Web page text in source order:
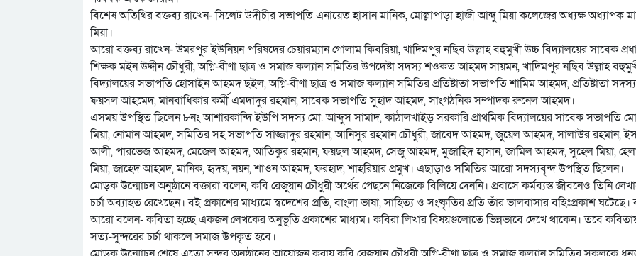
বিশেষ অতিথির বক্তব্য রাখেন- সিলেট উদীচীর সভাপতি এনায়েত হাসান মানিক, মোল্লাপাড়া হাজী আব্দু মিয়া কলেজের অধ্যক্ষ অধ্যাপক
মিয়া।
আরো বক্তব্য রাখেন- উমরপুর ইউনিয়ন পরিষদের চেয়ারম্যান গোলাম কিবরিয়া, খাদিমপুর নছিব উল্লাহ বহুমুখী উচ্চ বিদ্যালয়ের সাবেক
শিক্ষক মইন উদ্দীন চৌধুরী, অগ্নি-বীণা ছাত্র ও সমাজ কল্যান সমিতির উপদেষ্টা সদস্য শওকত আহমদ সায়মন, খাদিমপুর নছিব উল্লাহ
বিদ্যালয়ের সভাপতি হোসাইন আহমদ ছইল, অগ্নি-বীণা ছাত্র ও সমাজ কল্যান সমিতির প্রতিষ্টাতা সভাপতি শামিম আহমদ, প্রতিষ্টাতা সদস্য
ফয়সল আহমেদ, মানবাধিকার কর্মী এমদাদুর রহমান, সাবেক সভাপতি সুহাদ আহমদ, সাংগঠনিক সম্পাদক রুনেল আহমদ।
এসময় উপস্থিত ছিলেন ৮নং আশারকান্দি ইউপি সদস্য মো. আব্দুস সামাদ, কাঠালখাইড় সরকারি প্রাথমিক বিদ্যালয়ের সাবেক সভাপতি
মিয়া, নোমান আহমদ, সমিতির সহ সভাপতি সাজ্জাদুর রহমান, আনিসুর রহমান চৌধুরী, জাবেদ আহমদ, জুয়েল আহমদ, সালাউর রহমান,
আলী, পারভেজ আহমদ, মেজেল আহমদ, আতিকুর রহমান, ফয়ছল আহমদ, সেজু আহমদ, মুজাহিদ হাসান, জামিল আহমদ, সুহেল মিয়া,
মিয়া, জাহেদ আহমদ, মানিক, হৃদয়, নয়ন, শাওন আহমদ, ফরহাদ, শাহরিয়ার প্রমুখ। এছাড়াও সমিতির আরো সদস্যবৃন্দ উপস্থিত ছিলেন।
মোড়ক উন্মোচন অনুষ্ঠানে বক্তারা বলেন, কবি রেজুয়ান চৌধুরী অর্থের পেছনে নিজেকে বিলিয়ে দেননি। প্রবাসে কর্মব্যস্ত জীবনেও তিনি
চর্চা অব্যাহত রেখেছেন। বই প্রকাশের মাধ্যমে স্বদেশের প্রতি, বাংলা ভাষা, সাহিত্য ও সংষ্কৃতির প্রতি তাঁর ভালবাসার বহিঃপ্রকাশ ঘটেছে।
আরো বলেন- কবিতা হচ্ছে একজন লেখকের অনুভূতি প্রকাশের মাধ্যম। কবিরা লিখার বিষয়গুলোতে ভিন্নভাবে দেখে থাকেন। তবে
সত্য-সুন্দরের চর্চা থাকলে সমাজ উপকৃত হবে।